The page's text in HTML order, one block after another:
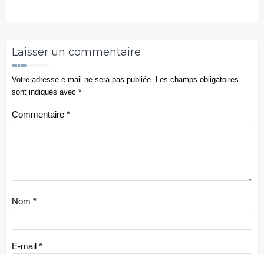
Laisser un commentaire
Votre adresse e-mail ne sera pas publiée. Les champs obligatoires
sont indiqués avec *
Commentaire *
Nom *
E-mail *